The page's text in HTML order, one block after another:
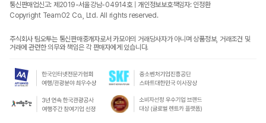
통신판매업신고: 제2019-서울강남-04914호 | 개인정보보호책임자: 인정환
Copyright TeamO2 Co., Ltd. All rights reserved.
주식회사 팀오투는 통신판매중개자로서 카모아의 거래당사자가 아니며 상품정보, 거래조건 및
거래에 관련한 의무와 책임은 각 판매자에게 있습니다.